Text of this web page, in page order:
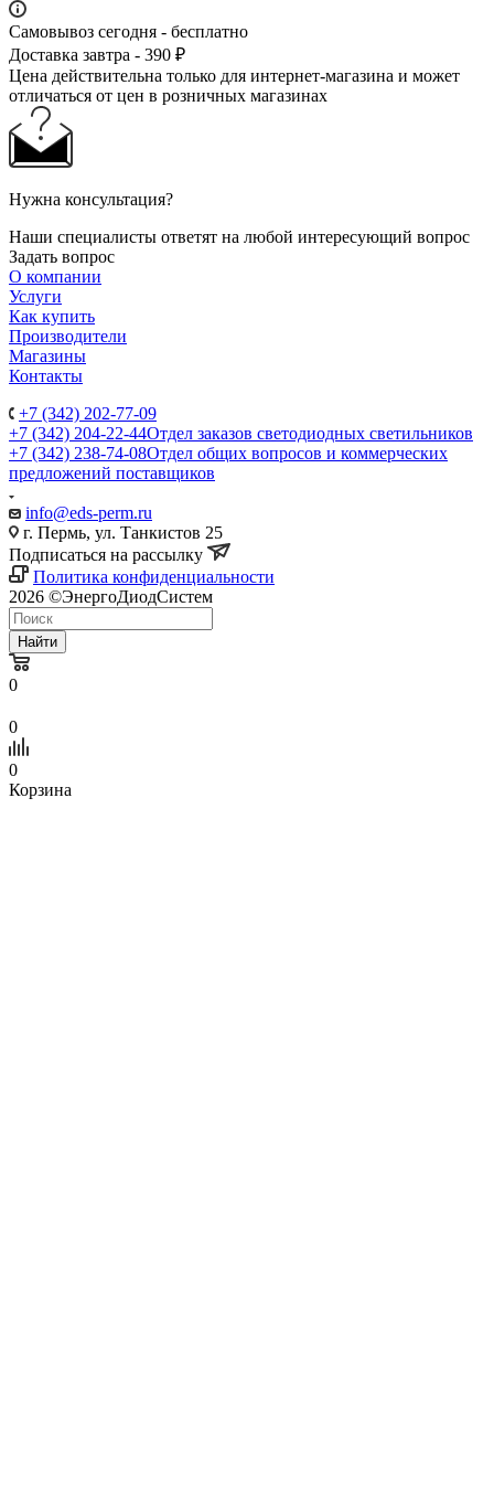
Самовывоз сегодня - бесплатно
Доставка завтра - 390 ₽
Цена действительна только для интернет-магазина и может
отличаться от цен в розничных магазинах
Нужна консультация?
Наши специалисты ответят на любой интересующий вопрос
Задать вопрос
О компании
Услуги
Как купить
Производители
Магазины
Контакты
+7 (342) 202-77-09
+7 (342) 204-22-44Отдел заказов светодиодных светильников
+7 (342) 238-74-08Отдел общих вопросов и коммерческих
предложений поставщиков
info@eds-perm.ru
г. Пермь, ул. Танкистов 25
Подписаться на рассылку
Политика конфиденциальности
2026 ©ЭнергоДиодСистем
Найти
0
0
0
Корзина